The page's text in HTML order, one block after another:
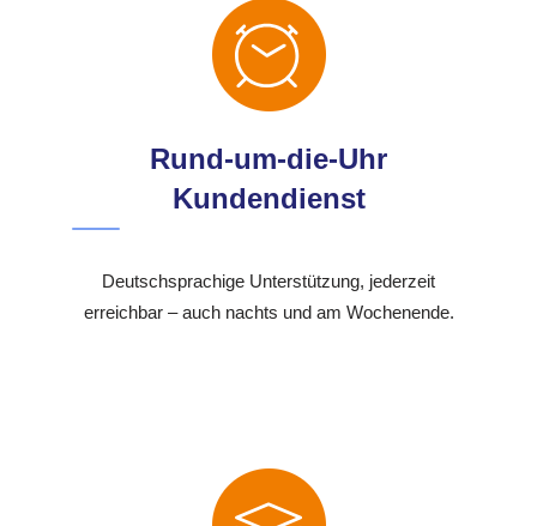
Rund-um-die-Uhr
Kundendienst
Deutschsprachige Unterstützung, jederzeit
erreichbar – auch nachts und am Wochenende.